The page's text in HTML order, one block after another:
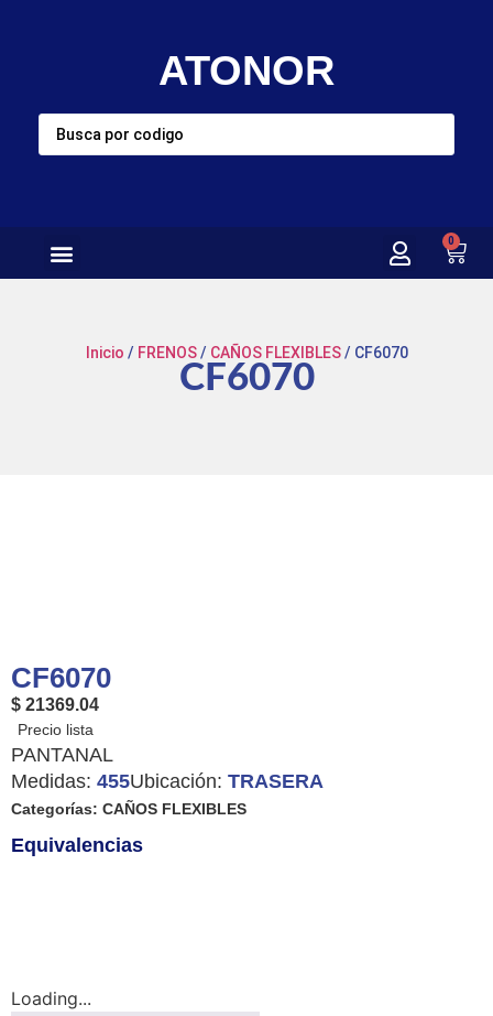
ATONOR
0
Inicio / FRENOS/ CAÑOS FLEXIBLES/ CF6070
CF6070
CF6070
$ 21369.04
PANTANAL
Medidas: 455Ubicación: TRASERA
Categorías: CAÑOS FLEXIBLES
Equivalencias
Loading...